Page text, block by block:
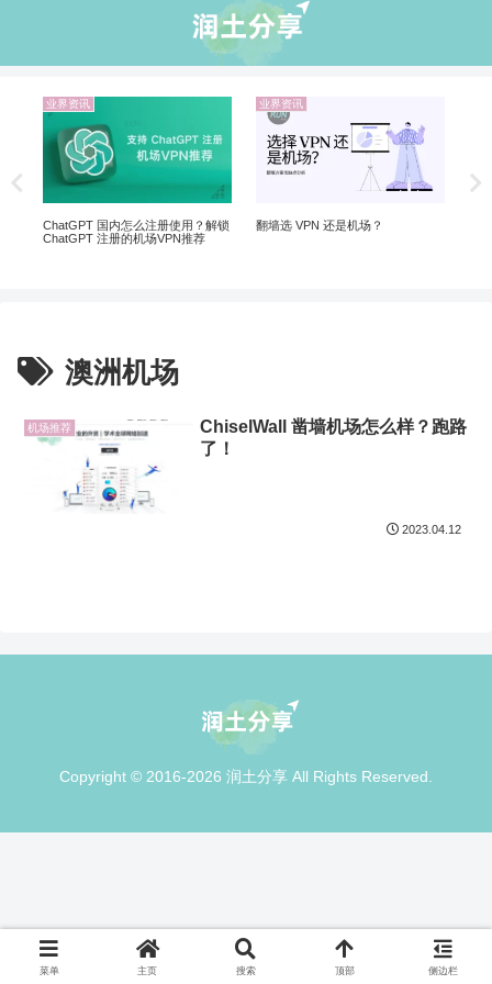
业界资讯
ChatGPT 国内怎么注册使用？解锁
ChatGPT 注册的机场VPN推荐
业界资讯
翻墙选 VPN 还是机场？
澳洲机场
机场推荐
ChiselWall 凿墙机场怎么样？跑路
了！
2023.04.12
Copyright © 2016-2026 润土分享 All Rights Reserved.
菜单 主页 搜索 顶部 侧边栏